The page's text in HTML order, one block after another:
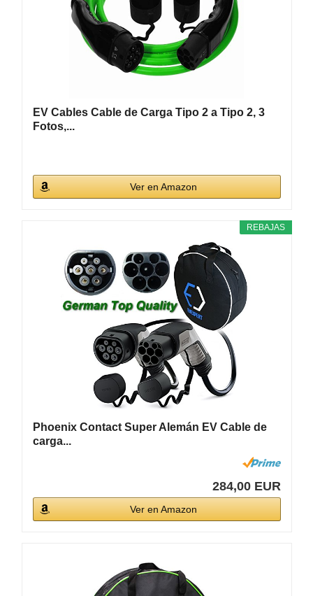
EV Cables Cable de Carga Tipo 2 a Tipo 2, 3
Fotos,...
Ver en Amazon
REBAJAS
Phoenix Contact Super Alemán EV Cable de
carga...
284,00 EUR
Ver en Amazon